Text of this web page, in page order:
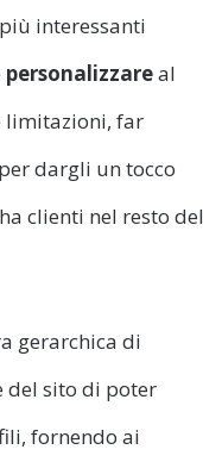
interessanti
personalizzareal
limitazioni, far
dargli un tocco
clienti nel resto del
gerarchica di
del sito di poter
fornendo ai